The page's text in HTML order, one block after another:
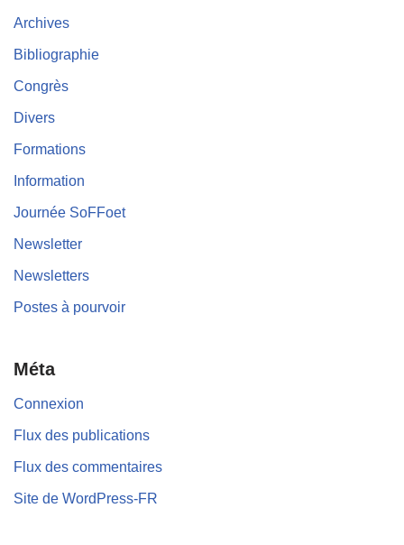
Archives
Bibliographie
Congrès
Divers
Formations
Information
Journée SoFFoet
Newsletter
Newsletters
Postes à pourvoir
Méta
Connexion
Flux des publications
Flux des commentaires
Site de WordPress-FR